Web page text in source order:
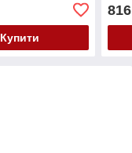
Купити
816